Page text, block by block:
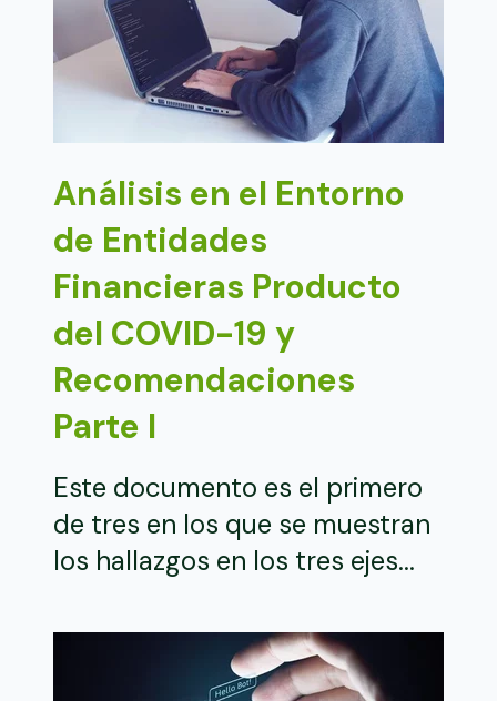
Análisis en el Entorno
de Entidades
Financieras Producto
del COVID-19 y
Recomendaciones
Parte I
Este documento es el primero
de tres en los que se muestran
los hallazgos en los tres ejes...